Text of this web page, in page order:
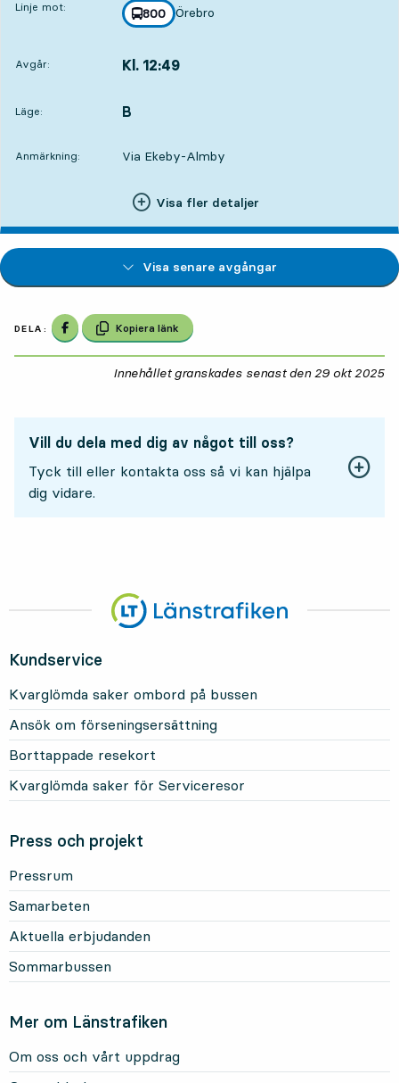
Linje mot: linje
800
mot
Örebro
,
Avgår: Kl. 12:49
Läge:
LÄGE, B
,
Anmärkning: Via Ekeby-Almby
Visa fler detaljer
Visa senare avgångar
DELA: Dela på Facebook
Kopiera länk
Innehållet granskades senast den 29 okt 2025
Vill du dela med dig av något till oss?
Tyck till eller kontakta oss så vi kan hjälpa
dig vidare.
Kundservice
Kvarglömda saker ombord på bussen
Ansök om förseningsersättning
Borttappade resekort
Kvarglömda saker för Serviceresor
Press och projekt
Pressrum
Samarbeten
Aktuella erbjudanden
Sommarbussen
Mer om Länstrafiken
Om oss och vårt uppdrag